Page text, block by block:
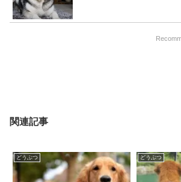
関連記事
どうぶつ どうぶつ